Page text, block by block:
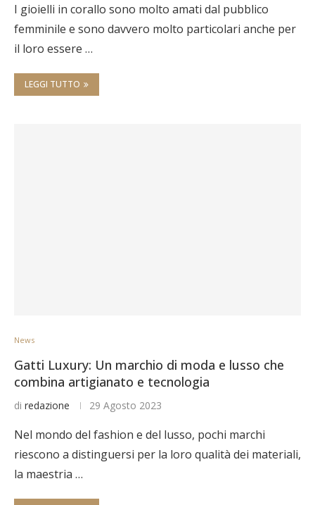
I gioielli in corallo sono molto amati dal pubblico
femminile e sono davvero molto particolari anche per
il loro essere …
LEGGI TUTTO
News
Gatti Luxury: Un marchio di moda e lusso che
combina artigianato e tecnologia
di redazione 29 Agosto 2023
Nel mondo del fashion e del lusso, pochi marchi
riescono a distinguersi per la loro qualità dei materiali,
la maestria …